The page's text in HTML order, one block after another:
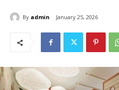
By admin January 25, 2026